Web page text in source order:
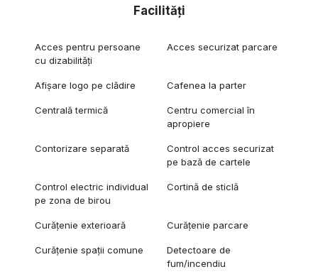
Facilități
Acces pentru persoane
cu dizabilități
Acces securizat parcare
Afișare logo pe clădire Cafenea la parter
Centrală termică
Centru comercial în
apropiere
Contorizare separată
Control acces securizat
pe bază de cartele
Control electric individual
pe zona de birou
Cortină de sticlă
Curățenie exterioară Curățenie parcare
Curățenie spații comune
Detectoare de
fum/incendiu